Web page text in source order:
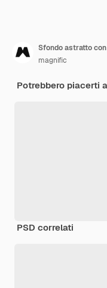
Sfondo astratto
magnific
Potrebbero piacerti
PSD correlati